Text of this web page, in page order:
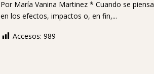
Por María Vanina Martinez * Cuando se piensa
en los efectos, impactos o, en fin,...
Accesos: 989